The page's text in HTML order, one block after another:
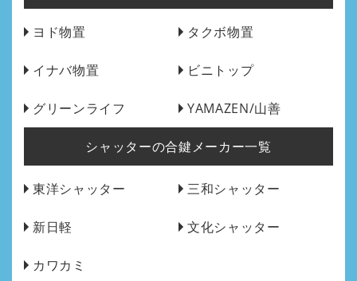
ヨド物置 タクボ物置
イナバ物置 ビニトップ
グリーンライフ YAMAZEN/山善
シャッターの合鍵メーカー一覧
東洋シャッター 三和シャッター
新日軽 文化シャッター
カワカミ